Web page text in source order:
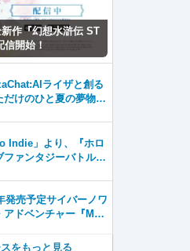
作『幻想水滸伝 ST
開始！
ライザと創る
だけのひと夏の夢物
これまでにない新鮮な
楽しめる【先行プレイ
Indie」より、『ホロ
ファンタジーバトル』
発売予定サイバーノワ
アドベンチャー『Moo
ムダンジョン13出展！
をもっと見る